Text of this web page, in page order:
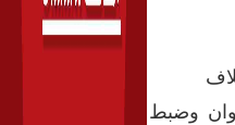
وضبط